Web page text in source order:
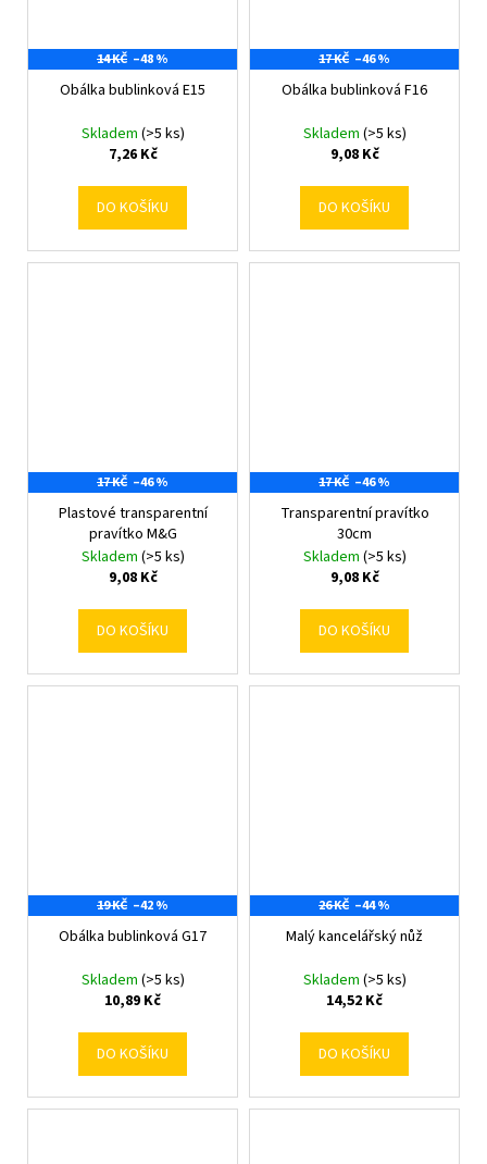
14 KČ –48 %
Obálka bublinková E15
Skladem (>5 ks)
7,26 Kč
DO KOŠÍKU
17 KČ –46 %
Obálka bublinková F16
Skladem (>5 ks)
9,08 Kč
DO KOŠÍKU
17 KČ –46 %
Plastové transparentní
pravítko M&G
Skladem (>5 ks)
9,08 Kč
DO KOŠÍKU
17 KČ –46 %
Transparentní pravítko
30cm
Skladem (>5 ks)
9,08 Kč
DO KOŠÍKU
19 KČ –42 %
Obálka bublinková G17
Skladem (>5 ks)
10,89 Kč
DO KOŠÍKU
26 KČ –44 %
Malý kancelářský nůž
Skladem (>5 ks)
14,52 Kč
DO KOŠÍKU